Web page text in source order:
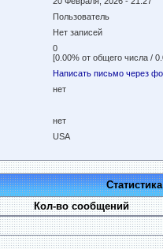
Пользователь
Нет записей
0
[0.00% от общего числа /
Написать письмо через
нет
нет
USA
Кол-во сообщений